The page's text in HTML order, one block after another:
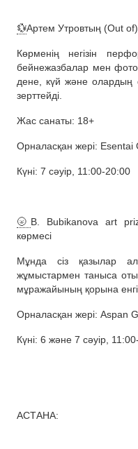
💱Артем Утровтың (Out
Көрменің негізін
бейнежазбалар мен
дене, күй және олардың
зерттейді.
Жас санаты: 18+
Орналасқан жері:
Күні: 7 сәуір, 11:00-20:00
🌝 B. Bubikanova art
көрмесі
Мұнда сіз қазылар
жұмыстармен таныса
мұражайының қорына
Орналасқан жері: Aspan
Күні: 6 және 7 сәуір,
АСТАНА: